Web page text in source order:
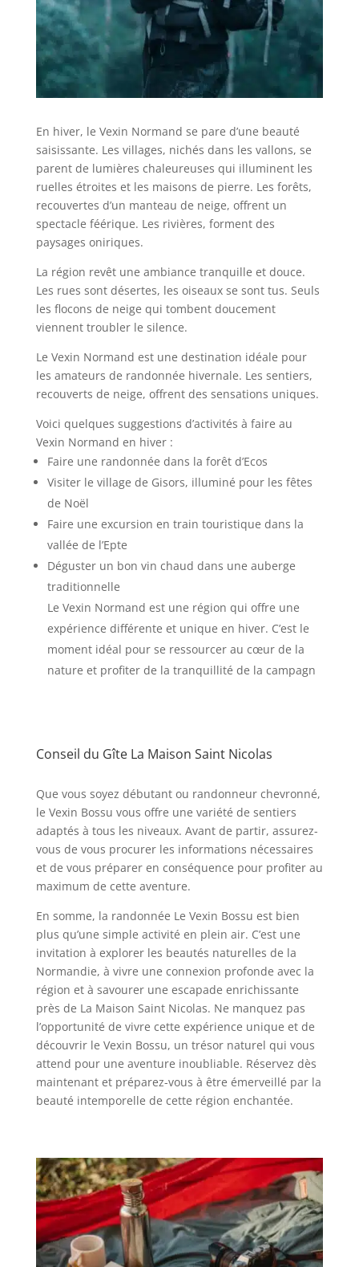
En hiver, le Vexin Normand se pare d’une beauté
saisissante. Les villages, nichés dans les vallons, se
parent de lumières chaleureuses qui illuminent les
ruelles étroites et les maisons de pierre. Les forêts,
recouvertes d’un manteau de neige, offrent un
spectacle féérique. Les rivières, forment des
paysages oniriques.
La région revêt une ambiance tranquille et douce.
Les rues sont désertes, les oiseaux se sont tus. Seuls
les flocons de neige qui tombent doucement
viennent troubler le silence.
Le Vexin Normand est une destination idéale pour
les amateurs de randonnée hivernale. Les sentiers,
recouverts de neige, offrent des sensations uniques.
Voici quelques suggestions d’activités à faire au
Vexin Normand en hiver :
Faire une randonnée dans la forêt d’Ecos
Visiter le village de Gisors, illuminé pour les fêtes
de Noël
Faire une excursion en train touristique dans la
vallée de l’Epte
Déguster un bon vin chaud dans une auberge
traditionnelle
Le Vexin Normand est une région qui offre une
expérience différente et unique en hiver. C’est le
moment idéal pour se ressourcer au cœur de la
nature et profiter de la tranquillité de la campagn
Conseil du Gîte La Maison Saint Nicolas
Que vous soyez débutant ou randonneur chevronné,
le Vexin Bossu vous offre une variété de sentiers
adaptés à tous les niveaux. Avant de partir, assurez-
vous de vous procurer les informations nécessaires
et de vous préparer en conséquence pour profiter au
maximum de cette aventure.
En somme, la randonnée Le Vexin Bossu est bien
plus qu’une simple activité en plein air. C’est une
invitation à explorer les beautés naturelles de la
Normandie, à vivre une connexion profonde avec la
région et à savourer une escapade enrichissante
près de La Maison Saint Nicolas. Ne manquez pas
l’opportunité de vivre cette expérience unique et de
découvrir le Vexin Bossu, un trésor naturel qui vous
attend pour une aventure inoubliable. Réservez dès
maintenant et préparez-vous à être émerveillé par la
beauté intemporelle de cette région enchantée.